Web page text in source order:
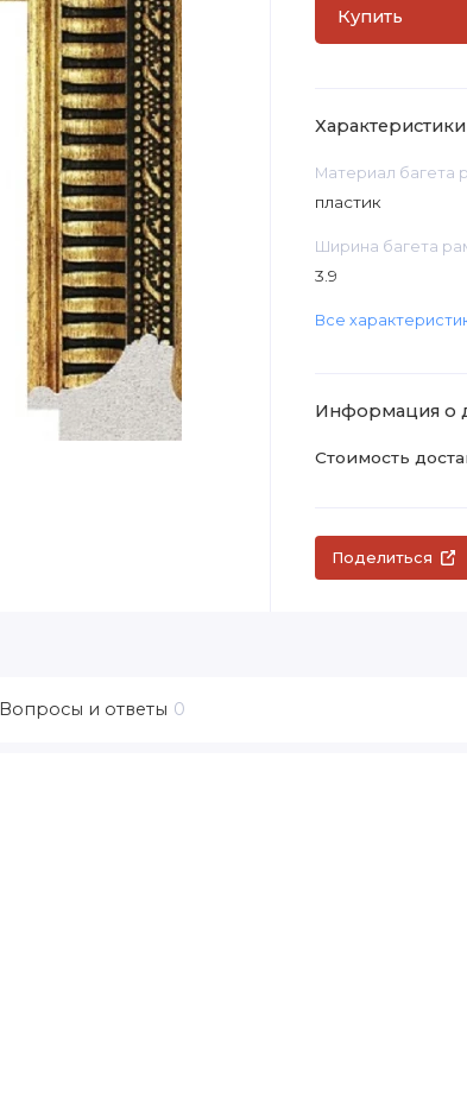
Купить
Характеристики
Материал багета
пластик
Ширина багета
3.9
Все
Информация о
Стоимость
Поделиться
Вопросы и ответы 0